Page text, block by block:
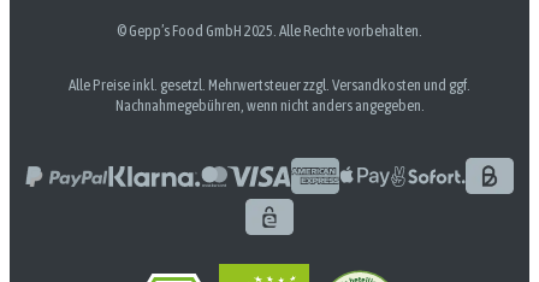
© Gepp’s Food GmbH 2025. Alle Rechte vorbehalten.
Alle Preise inkl. gesetzl. Mehrwertsteuer zzgl. Versandkosten und ggf.
Nachnahmegebühren, wenn nicht anders angegeben.